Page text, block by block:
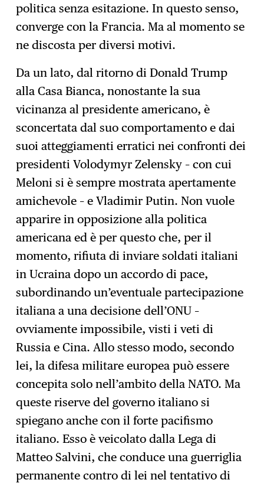
politica senza esitazione. In questo senso,
converge con la Francia. Ma al momento se
ne discosta per diversi motivi.
Da un lato, dal ritorno di Donald Trump
alla Casa Bianca, nonostante la sua
vicinanza al presidente americano, è
sconcertata dal suo comportamento e dai
suoi atteggiamenti erratici nei confronti dei
presidenti Volodymyr Zelensky – con cui
Meloni si è sempre mostrata apertamente
amichevole – e Vladimir Putin. Non vuole
apparire in opposizione alla politica
americana ed è per questo che, per il
momento, rifiuta di inviare soldati italiani
in Ucraina dopo un accordo di pace,
subordinando un’eventuale partecipazione
italiana a una decisione dell’ONU –
ovviamente impossibile, visti i veti di
Russia e Cina. Allo stesso modo, secondo
lei, la difesa militare europea può essere
concepita solo nell’ambito della NATO. Ma
queste riserve del governo italiano si
spiegano anche con il forte pacifismo
italiano. Esso è veicolato dalla Lega di
Matteo Salvini, che conduce una guerriglia
permanente contro di lei nel tentativo di